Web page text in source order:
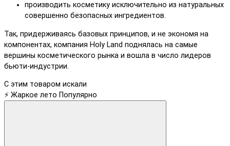
производить косметику исключительно из натуральных
совершенно безопасных ингредиентов.
Так, придерживаясь базовых принципов, и не экономя на
компонентах, компания Holy Land поднялась на самые
вершины косметического рынка и вошла в число лидеров
бьюти-индустрии.
С этим товаром искали
⚡ Жаркое лето Популярно